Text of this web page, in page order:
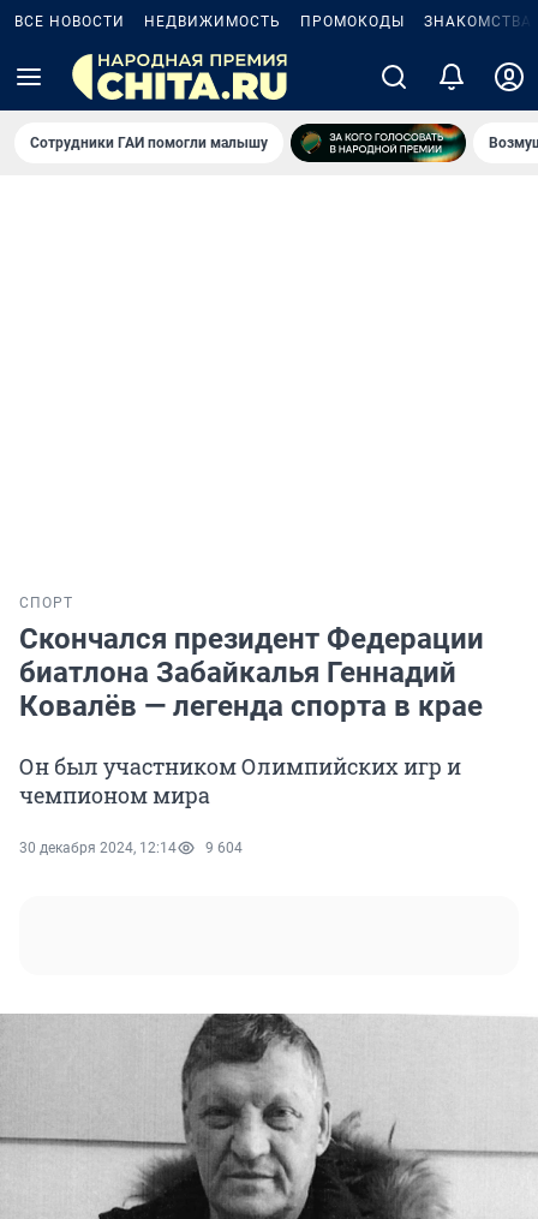
ВСЕ НОВОСТИ НЕДВИЖИМОСТЬ ПРОМОКОДЫ ЗНАКОМСТВА
Сотрудники ГАИ помогли малышу
СПОРТ
Скончался президент Федерации
биатлона Забайкалья Геннадий
Ковалёв — легенда спорта в крае
Он был участником Олимпийских игр и
чемпионом мира
30 декабря 2024, 12:14 9 604